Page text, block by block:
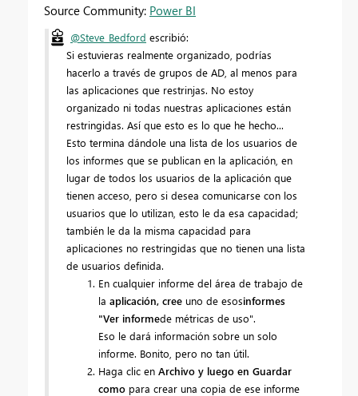
Source Community: Power BI
@Steve_Bedford escribió:
Si estuvieras realmente organizado, podrías
hacerlo a través de grupos de AD, al menos para
las aplicaciones que restrinjas. No estoy
organizado ni todas nuestras aplicaciones están
restringidas. Así que esto es lo que he hecho...
Esto termina dándole una lista de los usuarios de
los informes que se publican en la aplicación, en
lugar de todos los usuarios de la aplicación que
tienen acceso, pero si desea comunicarse con los
usuarios que lo utilizan, esto le da esa capacidad;
también le da la misma capacidad para
aplicaciones no restringidas que no tienen una lista
de usuarios definida.
En cualquier informe del área de trabajo de
la aplicación, cree uno de esosinformes
"Ver informede métricas de uso".
Eso le dará información sobre un solo
informe. Bonito, pero no tan útil.
Haga clic en Archivo y luego en Guardar
como para crear una copia de ese informe